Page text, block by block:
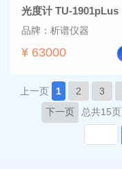
光度计 TU-1901pLus
品牌：析谱仪器
¥ 63000
上一页 1 2 3
下一页
总共15页